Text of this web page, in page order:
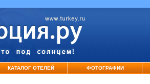
КАТАЛОГ ОТЕЛЕЙ ФОТОГРАФИИ